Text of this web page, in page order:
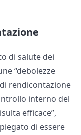
di salute dei
“debolezze
rendicontazione
interno del
efficace”,
di essere